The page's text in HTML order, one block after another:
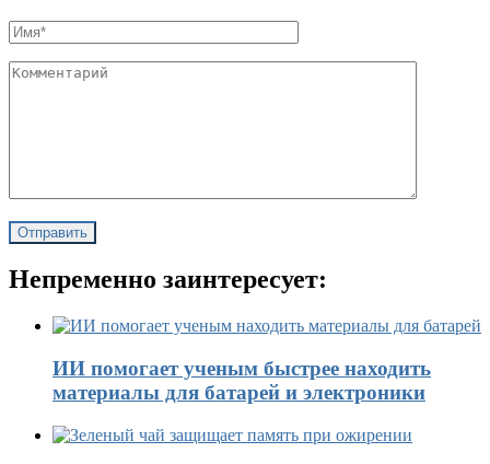
Непременно заинтересует:
ИИ помогает ученым быстрее находить
материалы для батарей и электроники